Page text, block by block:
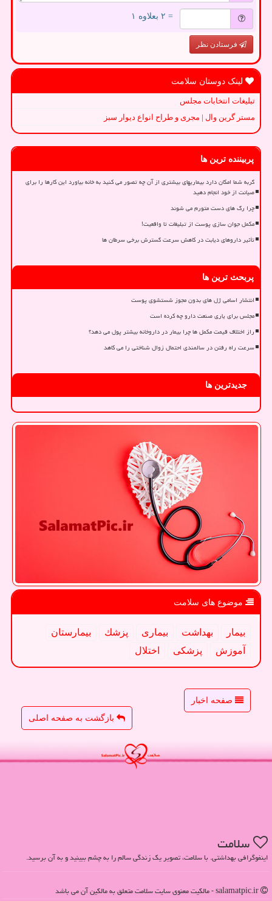
= ۲ بعلاوه ۱
فرستادن نظر
لینک دوستان سلامت
تبلیغات انتخابات مجلس
مستر گرین وال | مجری و طراح انواع دیوار سبز
پربیننده ترین ها
گربه شما امکان دارد بیماریهای بیشتری از آن چه تصور می کنید به خانه بیاورد این کارها را برای
صیانت از خود انجام دهید
چرا رگ های دست متورم می شوند
مکمل جوان سازی پوست از تبلیغات تا واقعیت!
تأثیر داروهای دیابت در کاهش سرعت گسترش برخی سرطان ها
پربحث ترین ها
انتشار اسامی ژل های بدون مجوز شستشوی پوست
مجلس برای یاری صنعت دارو چه کرده است
راز اختلاف قیمت مکمل ها چرا بیمار در داروخانه بیشتر پول می دهد؟
سرعت راه رفتن در سالمندی احتمال زوال شناختی را می کاهد
جدیدترین ها
موضوع های سلامت
بیمار بهداشت بیماری پزشك
بیمارستان
آموزش
پزشكی اختلال
صفحه اخبار
بازگشت به صفحه اصلی
سلامت
اینفوگرافی بهداشتی. با سلامت، تصویر یک زندگی سالم را به چشم ببینید و به آن برسید.